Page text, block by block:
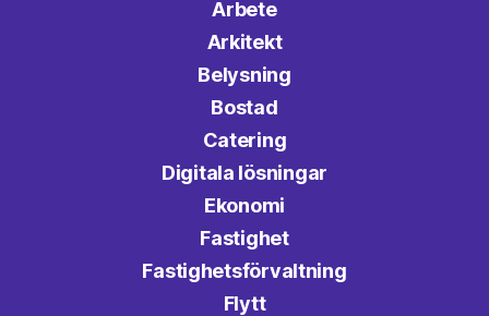
Arbete
Arkitekt
Belysning
Bostad
Catering
Digitala lösningar
Ekonomi
Fastighet
Fastighetsförvaltning
Flytt